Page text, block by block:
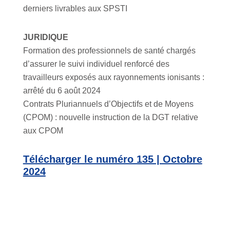
derniers livrables aux SPSTI
JURIDIQUE
Formation des professionnels de santé chargés
d’assurer le suivi individuel renforcé des
travailleurs exposés aux rayonnements ionisants :
arrêté du 6 août 2024
Contrats Pluriannuels d’Objectifs et de Moyens
(CPOM) : nouvelle instruction de la DGT relative
aux CPOM
Télécharger le numéro 135 | Octobre
2024